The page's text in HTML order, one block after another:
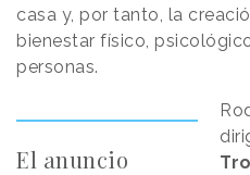
casa y, por tanto, la
bienestar físico,
personas.
El anuncio